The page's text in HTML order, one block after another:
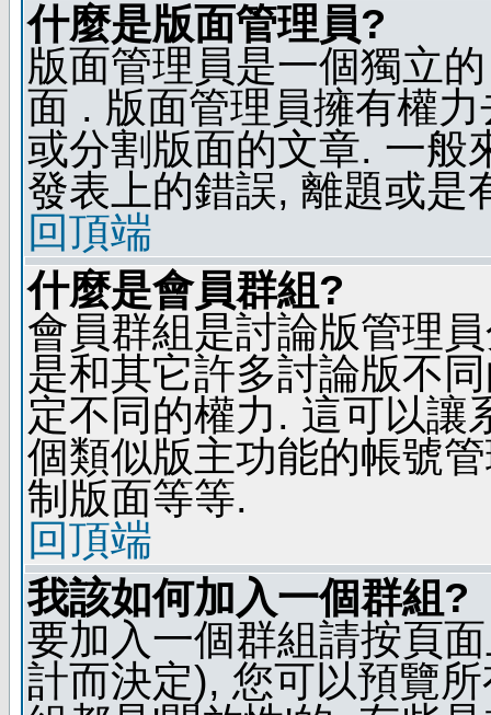
什麼是版面管理員?
版面管理員是一個獨立
面 . 版面管理員擁有權
或分割版面的文章. 一般
發表上的錯誤, 離題或是
回頂端
什麼是會員群組?
會員群組是討論版管理
是和其它許多討論版不
定不同的權力. 這可以讓
個類似版主功能的帳號
制版面等等.
回頂端
我該如何加入一個群組?
要加入一個群組請按頁
計而決定), 您可以預覽